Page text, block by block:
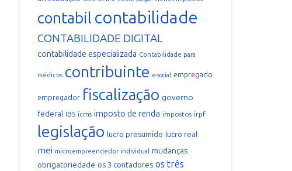
contabil contabilidade
CONTABILIDADE DIGITAL
contabilidade especializada Contabilidade para
médicos contribuinte e-social empregado
empregador fiscalização governo
federal IBS icms imposto de renda impostos irpf
legislação lucro presumido lucro real
mei microempreendedor individual mudanças
obrigatoriedade os 3 contadores os três